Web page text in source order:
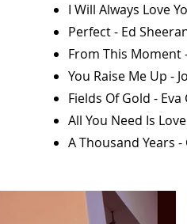
I Will Always Love
Perfect - Ed
From This Moment
You Raise Me Up -
Fields Of Gold - Eva
All You Need Is
A Thousand Years